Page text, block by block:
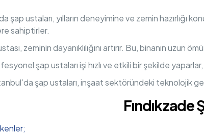
şap ustaları, yılların deneyimine ve zemin
sahiptirler.
zeminin dayanıklılığını artırır. Bu, binanın uzun
şap ustaları işi hızlı ve etkili bir şekilde
şap ustaları, inşaat sektöründeki teknolojik
Fındıkzade